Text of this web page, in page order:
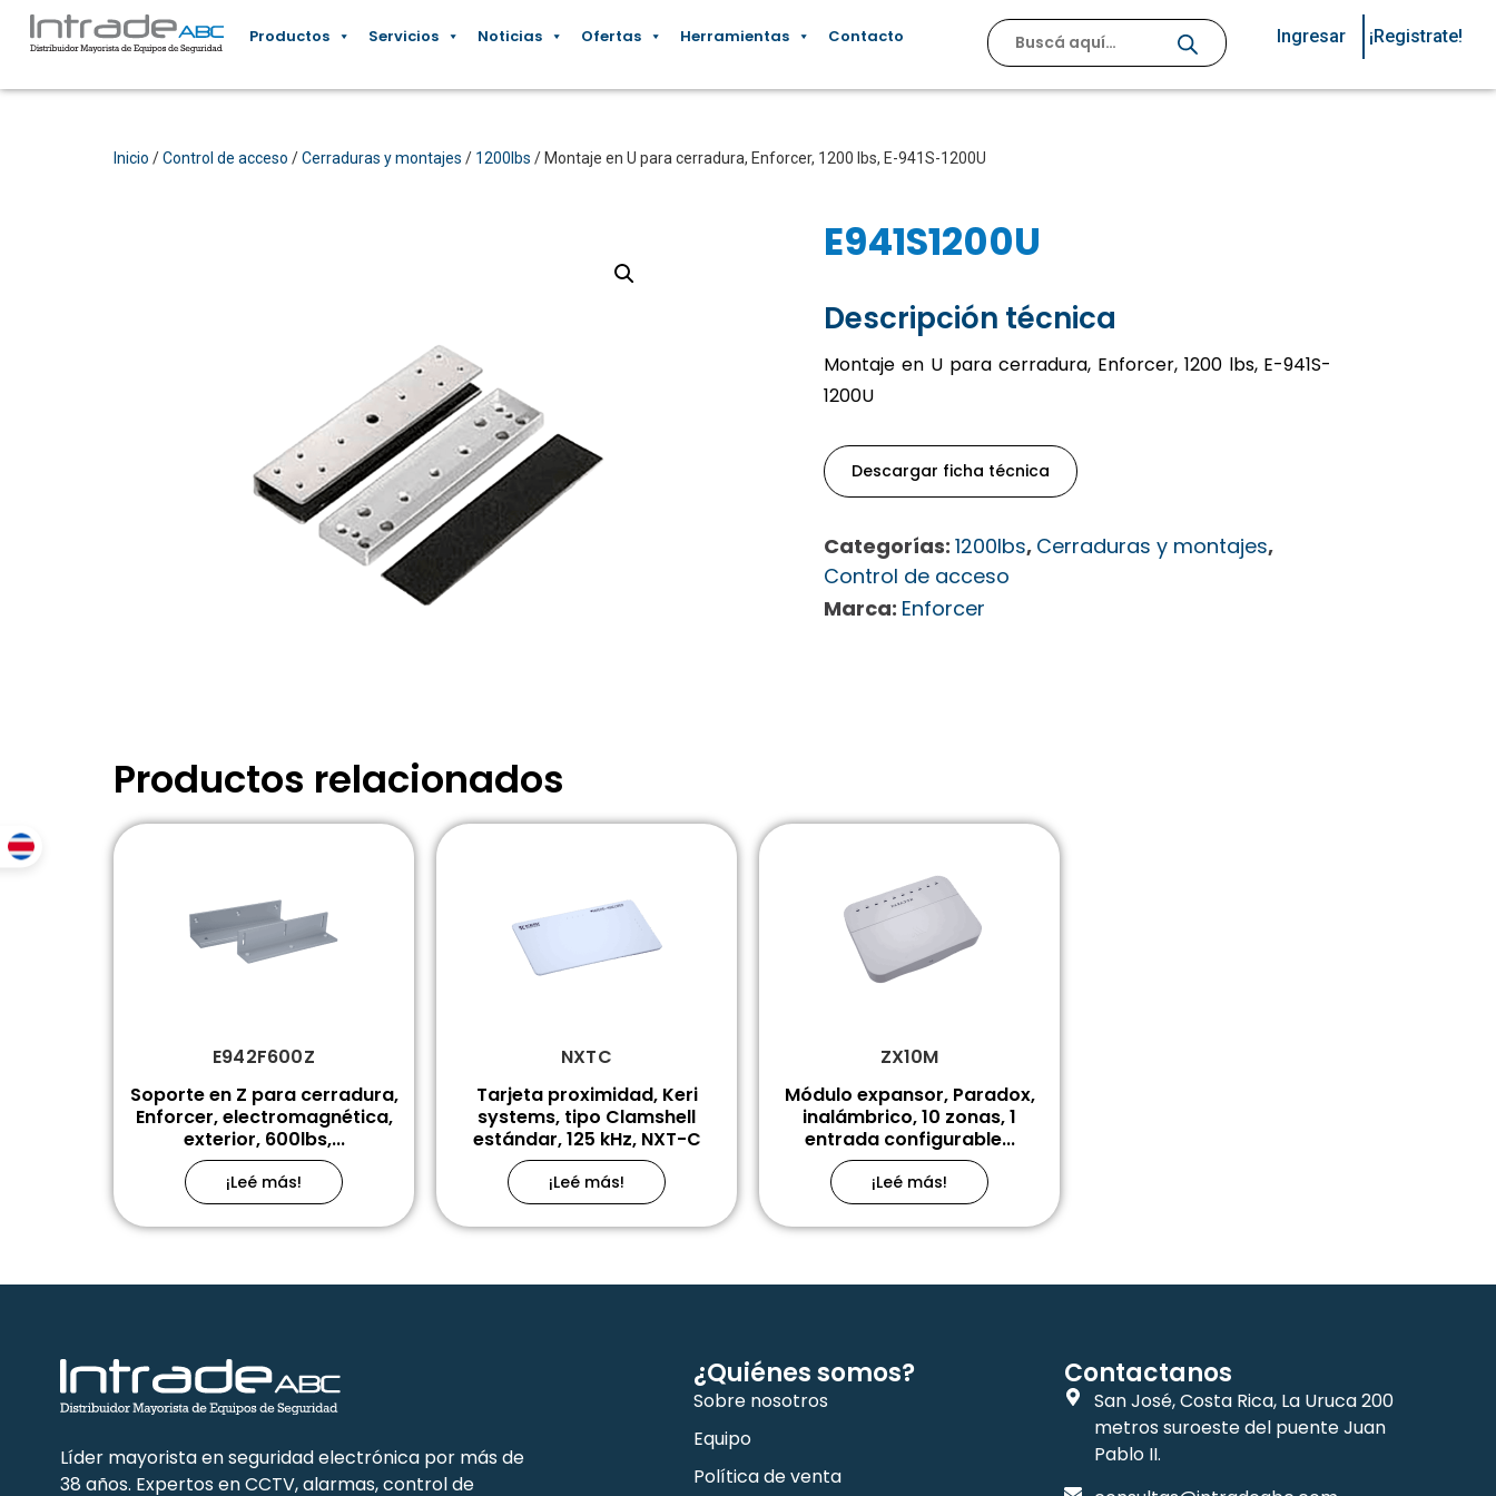
Productos Servicios Noticias Ofertas Herramientas Contacto Ingresar ¡Registrate!
Inicio /Control de acceso /Cerraduras y montajes / 1200lbs / Montaje en U para cerradura, Enforcer, 1200 lbs, E-941S-1200U
E941S1200U
Descripción técnica
Montaje en U para cerradura, Enforcer, 1200 lbs, E-941S-
1200U
Descargar ficha técnica
Categorías: 1200lbs, Cerraduras y montajes,
Control de acceso
Marca: Enforcer
Productos relacionados
E942F600Z
Soporte en Z para cerradura,
Enforcer, electromagnética,
exterior, 600lbs,...
¡Leé más!
NXTC
Tarjeta proximidad, Keri
systems, tipo Clamshell
estándar, 125 kHz, NXT-C
¡Leé más!
ZX10M
Módulo expansor, Paradox,
inalámbrico, 10 zonas, 1
entrada configurable...
¡Leé más!
Líder mayorista en seguridad electrónica por más de
38 años. Expertos en CCTV, alarmas, control de
¿Quiénes somos?
Sobre nosotros
Equipo
Política de venta
Contactanos
San José, Costa Rica, La Uruca 200
metros suroeste del puente Juan
Pablo II.